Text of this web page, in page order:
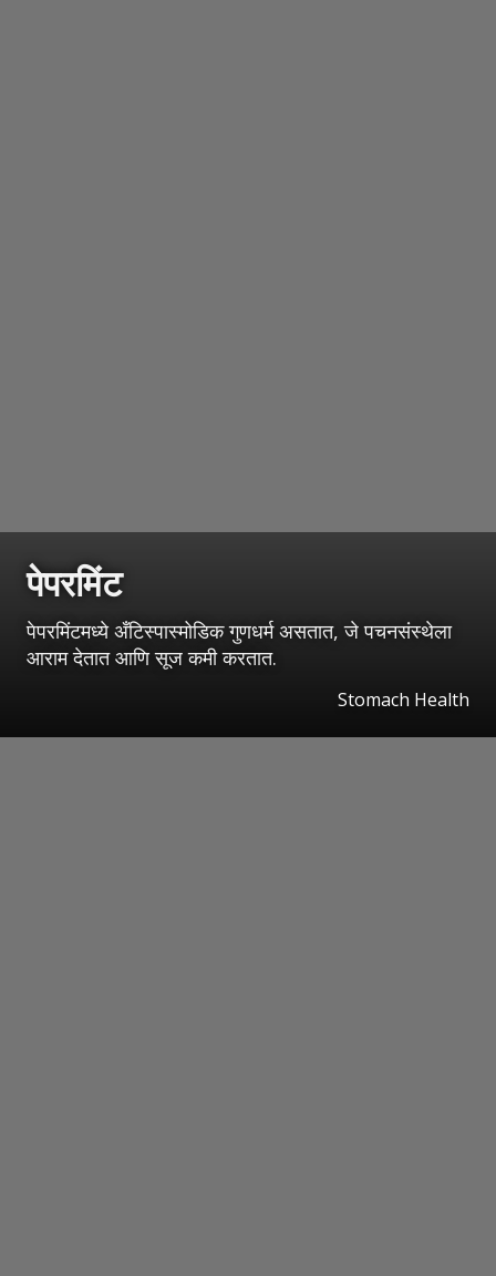
पेपरमिंट
पेपरमिंटमध्ये अँटिस्पास्मोडिक गुणधर्म असतात, जे पचनसंस्थेला
आराम देतात आणि सूज कमी करतात.
Stomach Health